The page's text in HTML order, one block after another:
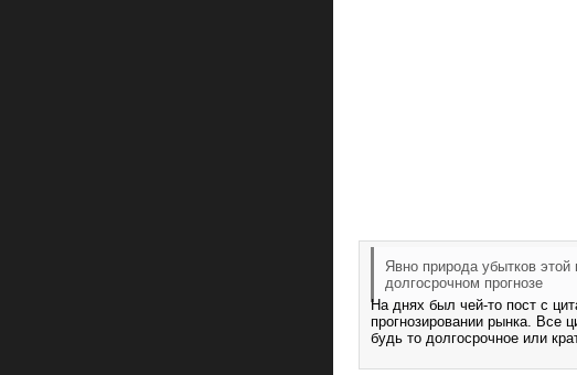
Явно природа убытков
долгосрочном прогнозе
На днях был чей-то пост с
прогнозировании рынка. Все
будь то долгосрочное или